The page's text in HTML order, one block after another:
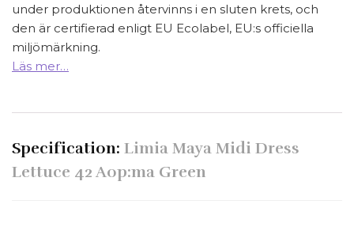
under produktionen återvinns i en sluten krets, och
den är certifierad enligt EU Ecolabel, EU:s officiella
miljömärkning.
Läs mer…
Specification: Limia Maya Midi Dress
Lettuce 42 Aop:ma Green